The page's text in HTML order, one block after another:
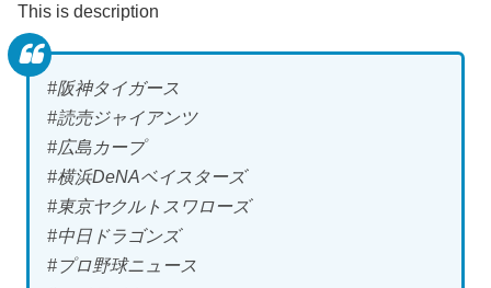
This is description
#阪神タイガース
#読売ジャイアンツ
#広島カープ
#横浜DeNAベイスターズ
#東京ヤクルトスワローズ
#中日ドラゴンズ
#プロ野球ニュース